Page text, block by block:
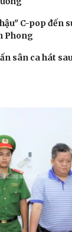
C-pop đến
Phong
sân ca hát